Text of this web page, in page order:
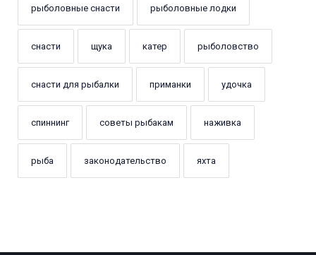
рыболовные снасти рыболовные лодки
снасти щука катер рыболовство
снасти для рыбалки приманки удочка
спиннинг советы рыбакам наживка
рыба законодательство яхта